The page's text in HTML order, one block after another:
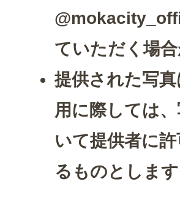
ていただく場
提供された写
用に際しては
いて提供者に
るものとします